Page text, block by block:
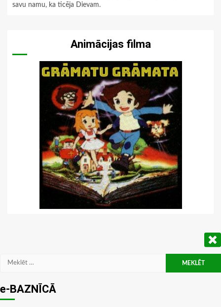
savu namu, ka ticēja Dievam.
Animācijas filma
Meklēt:
e-BAZNĪCĀ